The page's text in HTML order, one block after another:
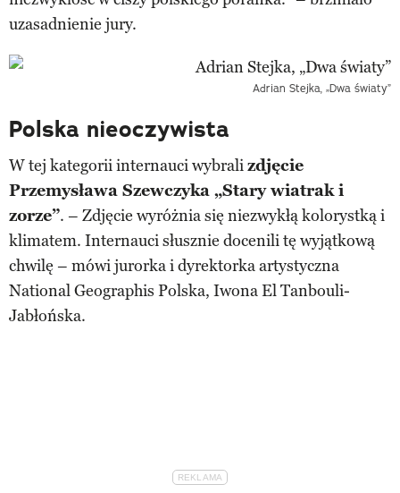
uzasadnienie jury.
Adrian Stejka, „Dwa światy”
Polska nieoczywista
W tej kategorii internauci wybralizdjęcie
Przemysława Szewczyka „Stary wiatrak i
zorze”. – Zdjęcie wyróżnia się niezwykłą kolorystką i
klimatem. Internauci słusznie docenili tę wyjątkową
chwilę – mówi jurorka i dyrektorka artystyczna
National Geographis Polska, Iwona El Tanbouli-
Jabłońska.